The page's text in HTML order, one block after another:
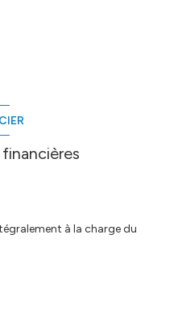
à la charge du